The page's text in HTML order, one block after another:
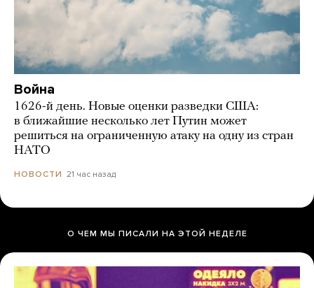
Война
1626-й день. Новые оценки разведки США:
в ближайшие несколько лет Путин может
решиться на ограниченную атаку на одну из стран
НАТО
НОВОСТИ 21 час назад
О ЧЕМ МЫ ПИСАЛИ НА ЭТОЙ НЕДЕЛЕ